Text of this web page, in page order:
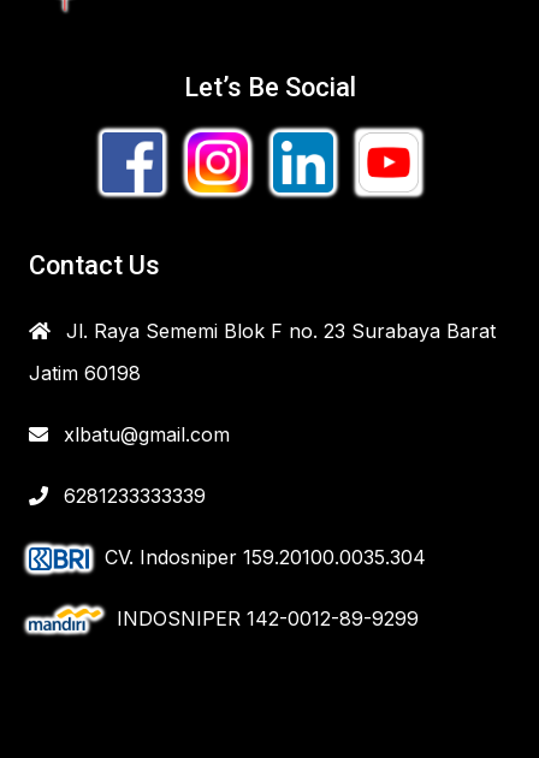
Let’s Be Social
Contact Us
Jl. Raya Sememi Blok F no. 23 Surabaya Barat
Jatim 60198
xlbatu@gmail.com
6281233333339
CV. Indosniper 159.20100.0035.304
INDOSNIPER 142-0012-89-9299